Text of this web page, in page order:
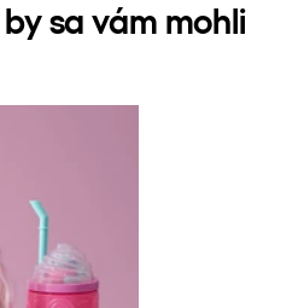
sa vám mohli